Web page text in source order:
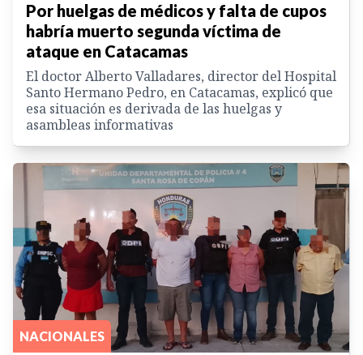
Por huelgas de médicos y falta de cupos
habría muerto segunda víctima de
ataque en Catacamas
El doctor Alberto Valladares, director del Hospital
Santo Hermano Pedro, en Catacamas, explicó que
esa situación es derivada de las huelgas y
asambleas informativas
NACIONALES